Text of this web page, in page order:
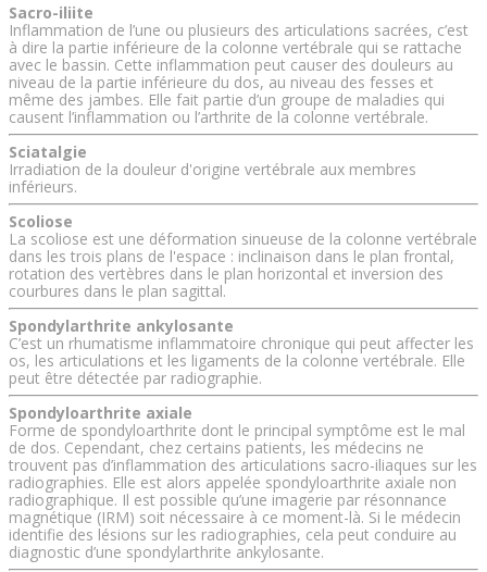
Sacro-iliite
Inflammation de l’une ou plusieurs des articulations sacrées, c’est
à dire la partie inférieure de la colonne vertébrale qui se rattache
avec le bassin. Cette inflammation peut causer des douleurs au
niveau de la partie inférieure du dos, au niveau des fesses et
même des jambes. Elle fait partie d’un groupe de maladies qui
causent l’inflammation ou l’arthrite de la colonne vertébrale.
Sciatalgie
Irradiation de la douleur d'origine vertébrale aux membres
inférieurs.
Scoliose
La scoliose est une déformation sinueuse de la colonne vertébrale
dans les trois plans de l'espace : inclinaison dans le plan frontal,
rotation des vertèbres dans le plan horizontal et inversion des
courbures dans le plan sagittal.
Spondylarthrite ankylosante
C’est un rhumatisme inflammatoire chronique qui peut affecter les
os, les articulations et les ligaments de la colonne vertébrale. Elle
peut être détectée par radiographie.
Spondyloarthrite axiale
Forme de spondyloarthrite dont le principal symptôme est le mal
de dos. Cependant, chez certains patients, les médecins ne
trouvent pas d’inflammation des articulations sacro-iliaques sur les
radiographies. Elle est alors appelée spondyloarthrite axiale non
radiographique. Il est possible qu’une imagerie par résonnance
magnétique (IRM) soit nécessaire à ce moment-là. Si le médecin
identifie des lésions sur les radiographies, cela peut conduire au
diagnostic d’une spondylarthrite ankylosante.